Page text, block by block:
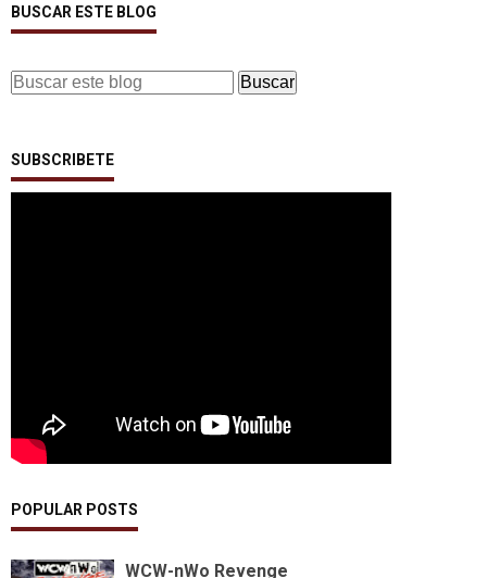
BUSCAR ESTE BLOG
SUBSCRIBETE
POPULAR POSTS
WCW-nWo Revenge